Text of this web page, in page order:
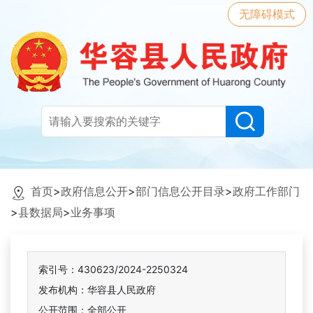
无障碍模式
首页>政府信息公开>部门信息公开目录>政府工作部门
>县数据局>业务事项
索引号：430623/2024-2250324
发布机构：华容县人民政府
公开范围：全部公开